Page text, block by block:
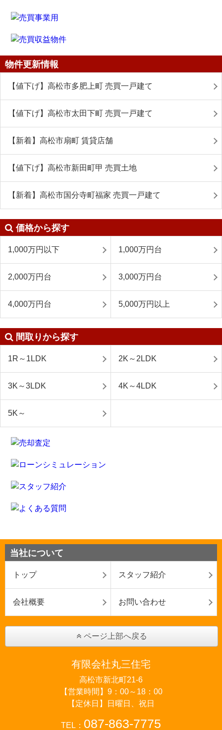
物件更新情報
【値下げ】高松市多肥上町 売買一戸建て
【値下げ】高松市太田下町 売買一戸建て
【新着】高松市扇町 賃貸店舗
【値下げ】高松市新田町甲 売買土地
【新着】高松市国分寺町福家 売買一戸建て
価格から探す
1,000万円以下 1,000万円台
2,000万円台 3,000万円台
4,000万円台 5,000万円以上
間取りから探す
1R～1LDK 2K～2LDK
3K～3LDK 4K～4LDK
5K～
当社について
トップ スタッフ紹介
会社概要 お問い合わせ
ページ上部へ戻る
有限会社丸三住宅
高松市新北町21-6
【営業時間】9：00～18：00
【定休日】日曜日、祝日
TEL： 087-863-7775